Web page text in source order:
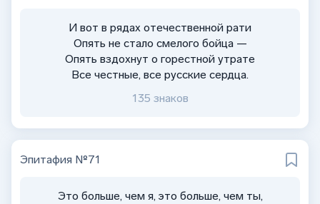
И вот в рядах отечественной рати
Опять не стало смелого бойца —
Опять вздохнут о горестной утрате
Все честные, все русские сердца.
135 знаков
Эпитафия №71
Это больше, чем я, это больше, чем ты,